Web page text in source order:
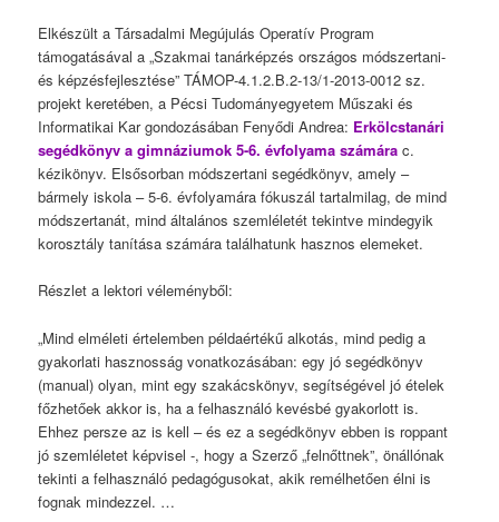
Elkészült a Társadalmi Megújulás Operatív Program
támogatásával a „Szakmai tanárképzés országos módszertani-
és képzésfejlesztése” TÁMOP-4.1.2.B.2-13/1-2013-0012 sz.
projekt keretében, a Pécsi Tudományegyetem Műszaki és
Informatikai Kar gondozásában Fenyődi Andrea: Erkölcstanári
segédkönyv a gimnáziumok 5-6. évfolyama számára c.
kézikönyv. Elsősorban módszertani segédkönyv, amely –
bármely iskola – 5-6. évfolyamára fókuszál tartalmilag, de mind
módszertanát, mind általános szemléletét tekintve mindegyik
korosztály tanítása számára találhatunk hasznos elemeket.
Részlet a lektori véleményből:
„Mind elméleti értelemben példaértékű alkotás, mind pedig a
gyakorlati hasznosság vonatkozásában: egy jó segédkönyv
(manual) olyan, mint egy szakácskönyv, segítségével jó ételek
főzhetőek akkor is, ha a felhasználó kevésbé gyakorlott is.
Ehhez persze az is kell – és ez a segédkönyv ebben is roppant
jó szemléletet képvisel -, hogy a Szerző „felnőttnek”, önállónak
tekinti a felhasználó pedagógusokat, akik remélhetően élni is
fognak mindezzel. …